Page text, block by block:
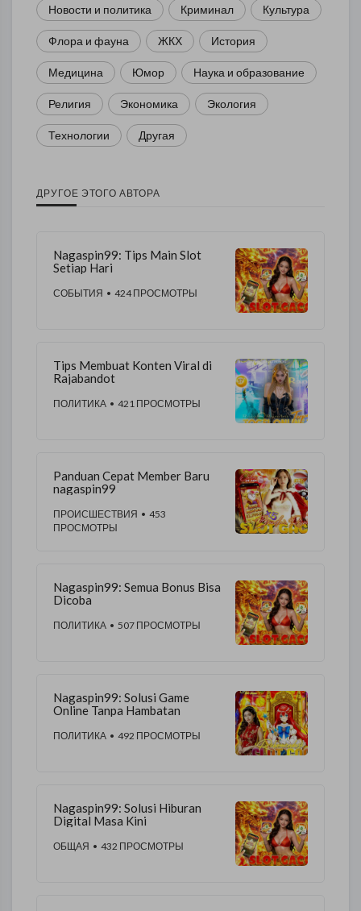
Новости и политика Криминал Культура
Флора и фауна ЖКХ История
Медицина Юмор Наука и образование
Религия Экономика Экология
Технологии Другая
ДРУГОЕ ЭТОГО АВТОРА
Nagaspin99: Tips Main Slot
Setiap Hari
СОБЫТИЯ • 424 ПРОСМОТРЫ
Tips Membuat Konten Viral di
Rajabandot
ПОЛИТИКА • 421 ПРОСМОТРЫ
Panduan Cepat Member Baru
nagaspin99
ПРОИСШЕСТВИЯ • 453
ПРОСМОТРЫ
Nagaspin99: Semua Bonus Bisa
Dicoba
ПОЛИТИКА • 507 ПРОСМОТРЫ
Nagaspin99: Solusi Game
Online Tanpa Hambatan
ПОЛИТИКА • 492 ПРОСМОТРЫ
Nagaspin99: Solusi Hiburan
Digital Masa Kini
ОБЩАЯ • 432 ПРОСМОТРЫ